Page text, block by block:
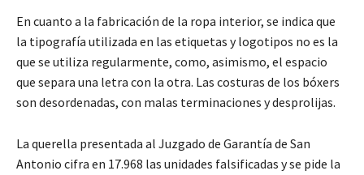
En cuanto a la fabricación de la ropa interior, se indica que
la tipografía utilizada en las etiquetas y logotipos no es la
que se utiliza regularmente, como, asimismo, el espacio
que separa una letra con la otra. Las costuras de los bóxers
son desordenadas, con malas terminaciones y desprolijas.
La querella presentada al Juzgado de Garantía de San
Antonio cifra en 17.968 las unidades falsificadas y se pide la